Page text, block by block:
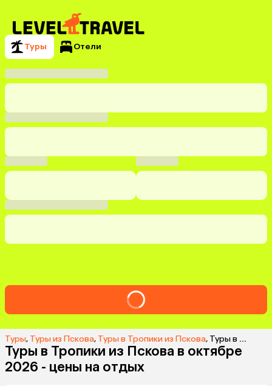
Туры Отели
Туры, Туры из Пскова, Туры в Тропики из Пскова, Туры в Тропики из Пскова в октябре 2026 - цены на отдых
Туры в Тропики из Пскова в октябре
2026 - цены на отдых